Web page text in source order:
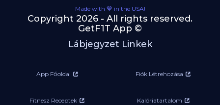
Made with 💙 in the USA!
Copyright 2026 - All rights reserved.
GetF1T App ©
Lábjegyzet Linkek
App Főoldal Fiók Létrehozása
Fitnesz Receptek Kalóriatartalom